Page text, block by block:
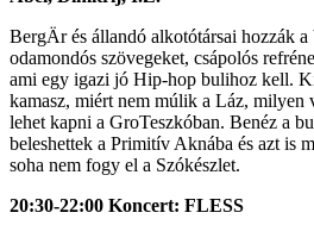
BergÄr és állandó alkotótársai hozzák a
odamondós szövegeket, csápolós
ami egy igazi jó Hip-hop bulihoz kell.
kamasz, miért nem múlik a Láz, milyen
lehet kapni a GroTeszkóban. Benéz a
beleshettek a Primitív Aknába és azt is
soha nem fogy el a Szókészlet.
20:30-22:00 Koncert: FLESS